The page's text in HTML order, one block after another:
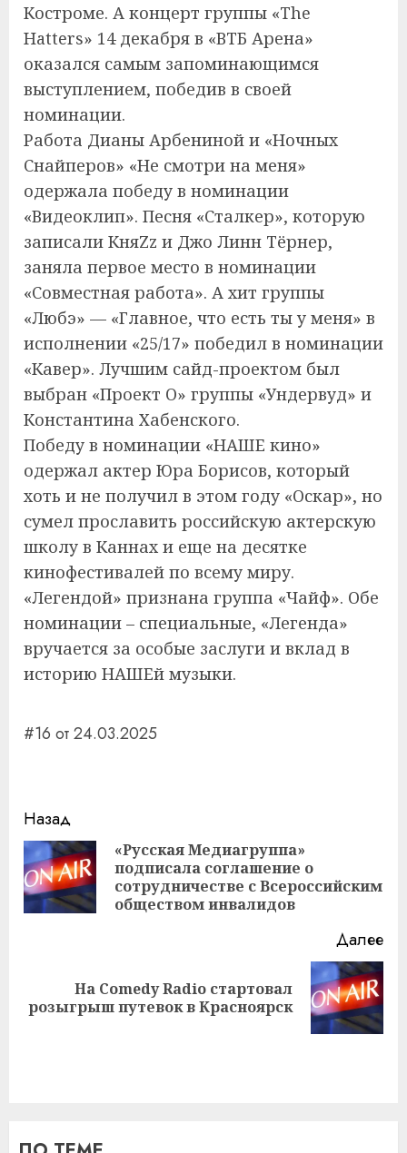
Костроме. А концерт группы «The
Hatters» 14 декабря в «ВТБ Арена»
оказался самым запоминающимся
выступлением, победив в своей
номинации.
Работа Дианы Арбениной и «Ночных
Снайперов» «Не смотри на меня»
одержала победу в номинации
«Видеоклип». Песня «Сталкер», которую
записали КняZz и Джо Линн Тёрнер,
заняла первое место в номинации
«Совместная работа». А хит группы
«Любэ» — «Главное, что есть ты у меня» в
исполнении «25/17» победил в номинации
«Кавер». Лучшим сайд-проектом был
выбран «Проект О» группы «Ундервуд» и
Константина Хабенского.
Победу в номинации «НАШЕ кино»
одержал актер Юра Борисов, который
хоть и не получил в этом году «Оскар», но
сумел прославить российскую актерскую
школу в Каннах и еще на десятке
кинофестивалей по всему миру.
«Легендой» признана группа «Чайф». Обе
номинации – специальные, «Легенда»
вручается за особые заслуги и вклад в
историю НАШЕй музыки.
#16 от 24.03.2025
Навигация
записи
Назад
«Русская Медиагруппа»
подписала соглашение о
сотрудничестве с Всероссийским
обществом инвалидов
Далее
Следующая
запись:
На Comedy Radio стартовал
розыгрыш путевок в Красноярск